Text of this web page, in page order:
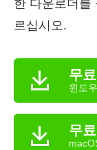
한 다운로더를
르십시오.
무
윈도
무